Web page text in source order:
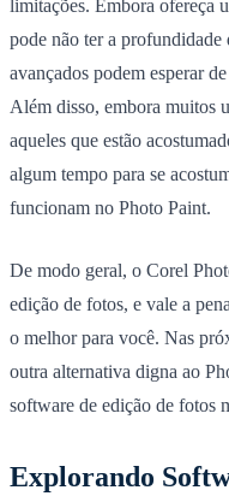
limitações. Embora ofereça
pode não ter a profundidade
avançados podem esperar
Além disso, embora muitos
aqueles que estão
algum tempo para se
funcionam no Photo Paint.
De modo geral, o Corel
edição de fotos, e vale a
o melhor para você. Nas
outra alternativa digna ao
software de edição de fotos
Explorando